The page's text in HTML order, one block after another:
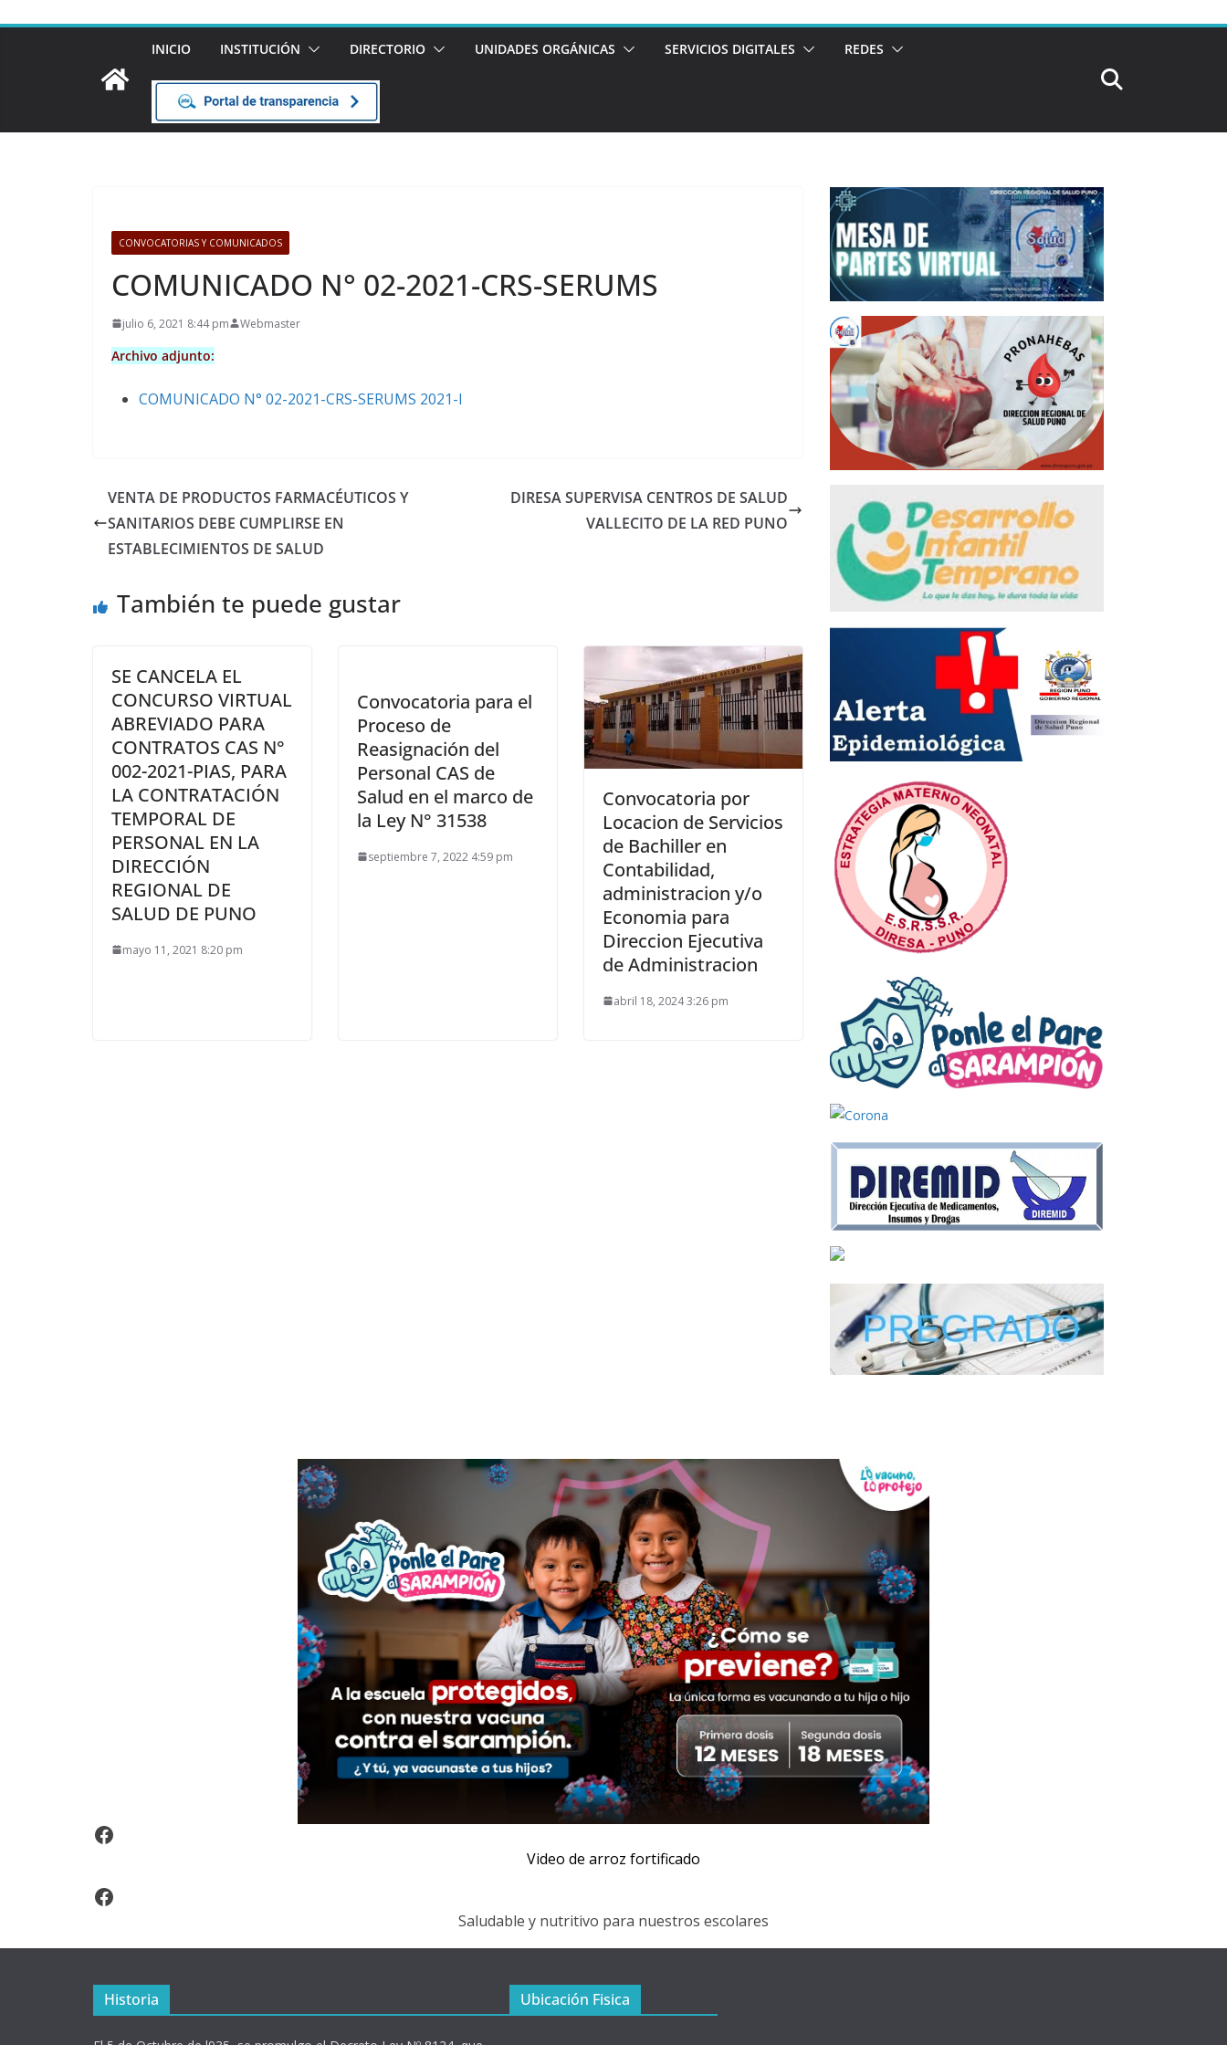
INICIO INSTITUCIÓN DIRECTORIO UNIDADES ORGÁNICAS SERVICIOS DIGITALES REDES
CONVOCATORIAS Y COMUNICADOS
COMUNICADO N° 02-2021-CRS-SERUMS
julio 6, 2021 8:44 pm Webmaster
Archivo adjunto:
COMUNICADO N° 02-2021-CRS-SERUMS 2021-I
VENTA DE PRODUCTOS FARMACÉUTICOS Y
SANITARIOS DEBE CUMPLIRSE EN
ESTABLECIMIENTOS DE SALUD
DIRESA SUPERVISA CENTROS DE SALUD
VALLECITO DE LA RED PUNO
También te puede gustar
SE CANCELA EL
CONCURSO VIRTUAL
ABREVIADO PARA
CONTRATOS CAS N°
002-2021-PIAS, PARA
LA CONTRATACIÓN
TEMPORAL DE
PERSONAL EN LA
DIRECCIÓN
REGIONAL DE
SALUD DE PUNO
mayo 11, 2021 8:20 pm
Convocatoria para el
Proceso de
Reasignación del
Personal CAS de
Salud en el marco de
la Ley N° 31538
septiembre 7, 2022 4:59 pm
Convocatoria por
Locacion de Servicios
de Bachiller en
Contabilidad,
administracion y/o
Economia para
Direccion Ejecutiva
de Administracion
abril 18, 2024 3:26 pm
Video Arroz Fortificado
Video de arroz fortificado
Facebook
Saludable y nutritivo para nuestros escolares
Historia Ubicación Fisica